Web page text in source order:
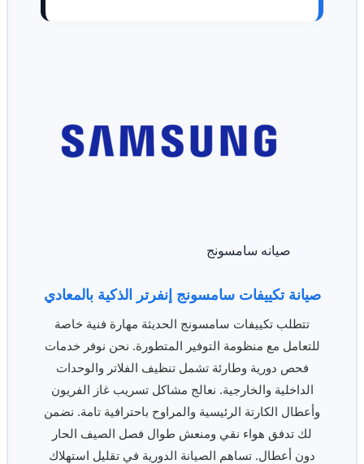
صيانه سامسونج
صيانة تكييفات سامسونج إنفرتر الذكية بالمعادي
تتطلب تكييفات سامسونج الحديثة مهارة فنية خاصة
للتعامل مع منظومة التوفير المتطورة. نحن نوفر خدمات
فحص دورية وطارئة تشمل تنظيف الفلاتر والوحدات
الداخلية والخارجية. نعالج مشاكل تسريب غاز الفريون
وأعطال الكارتة الرئيسية والمراوح باحترافية تامة. نضمن
لك تدفق هواء نقي ومنعش طوال فصل الصيف الحار
دون أعطال. تساهم الصيانة الدورية في تقليل استهلاك